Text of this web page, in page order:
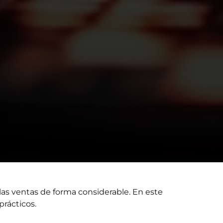
ventas de forma considerable. En este